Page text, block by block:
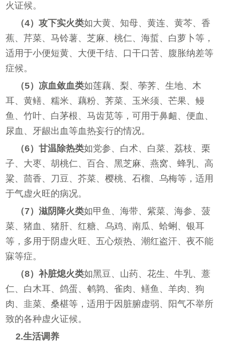
火证候。
（4）攻下实火类如大黄、知母、黄连、黄芩、香
蕉、芹菜、马铃薯、芝麻、桃仁、海蜇、白萝卜等，
适用于小便短黄、大便干结、口干口苦、腹胀纳差等
症候。
（5）凉血敛血类如莲藕、梨、荸荠、生地、木
耳、黄鳝、糯米、藕粉、荠菜、玉米须、芒果、鳗
鱼、竹叶、白茅根、马齿苋等，可用于鼻衄、便血、
尿血、牙龈出血等血热妄行的情况。
（6）甘温除热类如党参、白术、白菜、荔枝、栗
子、大枣、胡桃仁、百合、黑芝麻、燕窝、蜂乳、高
粱、茴香、刀豆、芥菜、樱桃、石榴、乌梅等，适用
于气虚火旺的病况。
（7）滋阴降火类如甲鱼、海带、紫菜、海参、菠
菜、猪血、猪肝、红糖、乌鸡、南瓜、蛤蜊、银耳
等，多用于阴虚火旺、五心烦热、潮红盗汗、夜不能
寐等症。
（8）补脏熄火类如黑豆、山药、花生、牛乳、薏
仁、白木耳、鸽蛋、鹌鹑、雀肉、鳝鱼、羊肉、狗
肉、韭菜、桑椹等，适用于因脏腑虚弱、阳气不举所
致的各种虚火证候。
2.生活调养